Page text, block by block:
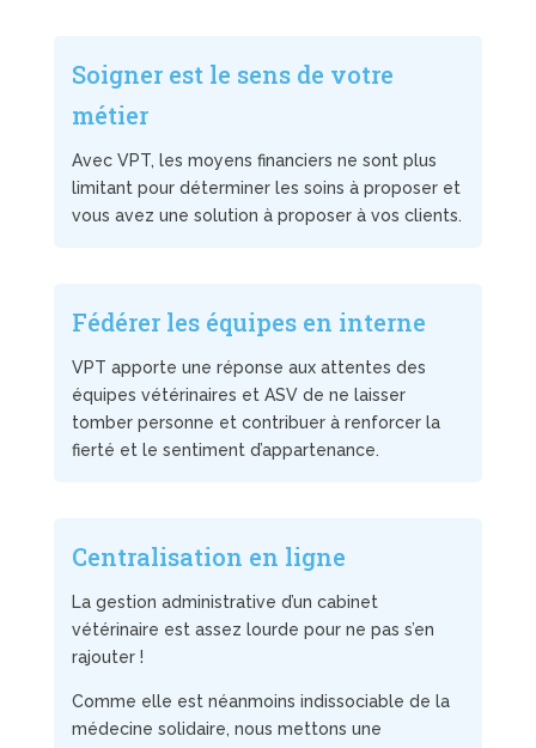
Soigner est le sens de votre
métier
Avec VPT, les moyens financiers ne sont plus
limitant pour déterminer les soins à proposer et
vous avez une solution à proposer à vos clients.
Fédérer les équipes en interne
VPT apporte une réponse aux attentes des
équipes vétérinaires et ASV de ne laisser
tomber personne et contribuer à renforcer la
fierté et le sentiment d’appartenance.
Centralisation en ligne
La gestion administrative d’un cabinet
vétérinaire est assez lourde pour ne pas s’en
rajouter !
Comme elle est néanmoins indissociable de la
médecine solidaire, nous mettons une